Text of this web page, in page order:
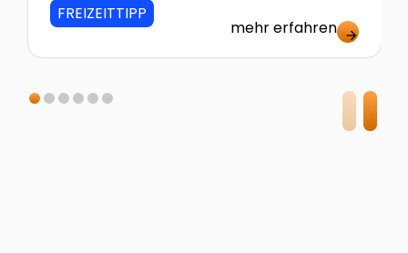
FREIZEITTIPP
mehr erfahren arrow_forward